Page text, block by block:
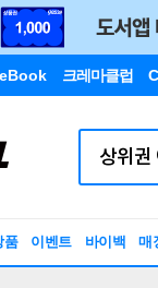
eBook 크레마클럽
품 이벤트 바이백 매